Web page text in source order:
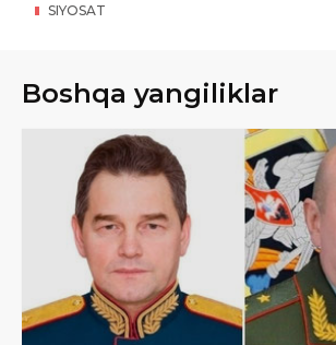
SIYOSAT
Boshqa yangiliklar